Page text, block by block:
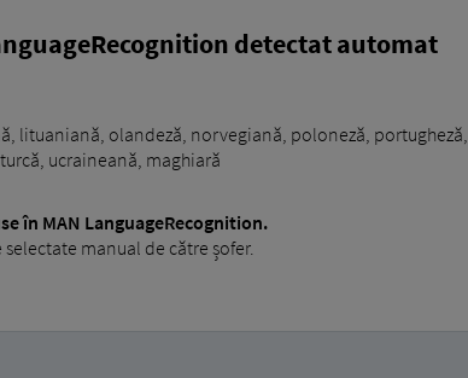
detectat automat
lituaniană, olandeză, norvegiană, poloneză, portugheză,
ucraineană, maghiară
în MAN LanguageRecognition.
manual de către șofer.